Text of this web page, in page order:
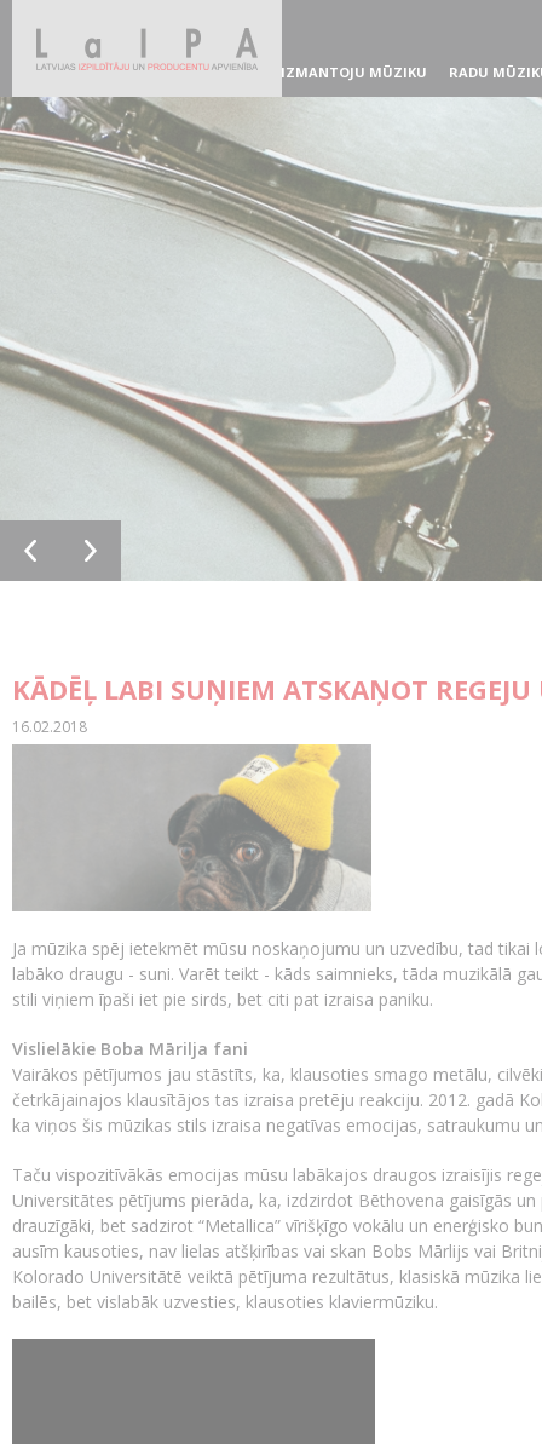
IZMANTOJU MŪZIKU RADU
KĀDĒĻ LABI SUŅIEM ATSKAŅOT
16.02.2018
Ja mūzika spēj ietekmēt mūsu noskaņojumu un uzvedību, tad tikai
labāko draugu - suni. Varēt teikt - kāds saimnieks, tāda muzikālā
stili viņiem īpaši iet pie sirds, bet citi pat izraisa paniku.
Vislielākie Boba Mārilja fani
Vairākos pētījumos jau stāstīts, ka, klausoties smago metālu,
četrkājainajos klausītājos tas izraisa pretēju reakciju. 2012. gadā
ka viņos šis mūzikas stils izraisa negatīvas emocijas, satraukumu
Taču vispozitīvākās emocijas mūsu labākajos draugos izraisījis
Universitātes pētījums pierāda, ka, izdzirdot Bēthovena gaisīgās
drauzīgāki, bet sadzirot “Metallica” vīrišķīgo vokālu un enerģisko
ausīm kausoties, nav lielas atšķirības vai skan Bobs Mārlijs vai
Kolorado Universitātē veiktā pētījuma rezultātus, klasiskā mūzika
bailēs, bet vislabāk uzvesties, klausoties klaviermūziku.